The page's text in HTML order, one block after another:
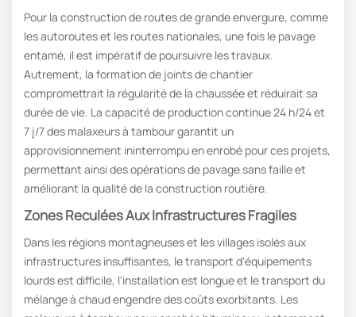
Pour la construction de routes de grande envergure, comme
les autoroutes et les routes nationales, une fois le pavage
entamé, il est impératif de poursuivre les travaux.
Autrement, la formation de joints de chantier
compromettrait la régularité de la chaussée et réduirait sa
durée de vie. La capacité de production continue 24 h/24 et
7 j/7 des malaxeurs à tambour garantit un
approvisionnement ininterrompu en enrobé pour ces projets,
permettant ainsi des opérations de pavage sans faille et
améliorant la qualité de la construction routière.
Zones Reculées Aux Infrastructures Fragiles
Dans les régions montagneuses et les villages isolés aux
infrastructures insuffisantes, le transport d'équipements
lourds est difficile, l'installation est longue et le transport du
mélange à chaud engendre des coûts exorbitants. Les